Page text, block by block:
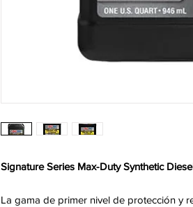
Signature Series Max-Duty Synthetic
La gama de primer nivel de protección y